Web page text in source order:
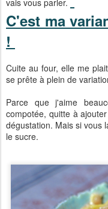
vais vous parler.
C'est ma
!
Cuite au four, elle me
se prête à plein de
Parce que j'aime
compotée, quitte à
dégustation. Mais si vous
le sucre.